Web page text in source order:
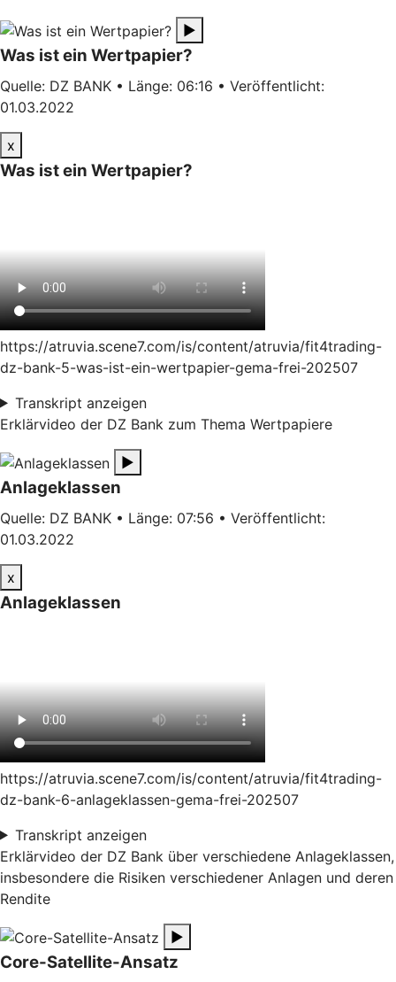
▶
Was ist ein Wertpapier?
Quelle: DZ BANK • Länge: 06:16 • Veröffentlicht:
01.03.2022
x
Was ist ein Wertpapier?
https://atruvia.scene7.com/is/content/atruvia/fit4trading-
dz-bank-5-was-ist-ein-wertpapier-gema-frei-202507
Transkript anzeigen
Erklärvideo der DZ Bank zum Thema Wertpapiere
▶
Anlageklassen
Quelle: DZ BANK • Länge: 07:56 • Veröffentlicht:
01.03.2022
x
Anlageklassen
https://atruvia.scene7.com/is/content/atruvia/fit4trading-
dz-bank-6-anlageklassen-gema-frei-202507
Transkript anzeigen
Erklärvideo der DZ Bank über verschiedene Anlageklassen,
insbesondere die Risiken verschiedener Anlagen und deren
Rendite
▶
Core-Satellite-Ansatz